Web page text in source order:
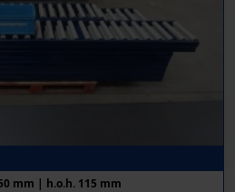
mm | h.o.h. 115 mm